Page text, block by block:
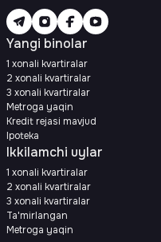
Yangi binolar
1 xonali kvartiralar
2 xonali kvartiralar
3 xonali kvartiralar
Metroga yaqin
Kredit rejasi mavjud
Ipoteka
Ikkilamchi uylar
1 xonali kvartiralar
2 xonali kvartiralar
3 xonali kvartiralar
Ta'mirlangan
Metroga yaqin